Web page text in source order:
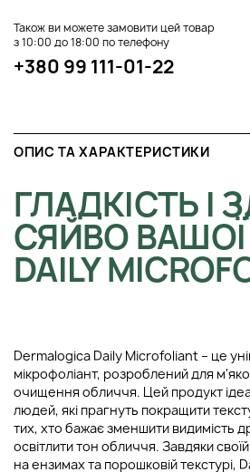
Також ви можете замовити цей товар
з 10:00 до 18:00 по телефону
+380 99 111-01-22
ОПИС ТА ХАРАКТЕРИСТИКИ
ГЛАДКІСТЬ І
СЯЙВО
DAILY
Dermalogica Daily Microfoliant – це
мікрофоліант, розроблений для
очищення обличчя. Цей продукт
людей, які прагнуть покращити
тих, хто бажає зменшити видимість
освітлити тон обличчя. Завдяки
на ензимах та порошковій текстурі,